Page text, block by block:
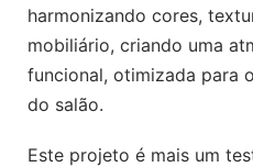
harmonizando cores,
mobiliário, criando uma
funcional, otimizada para
do salão.
Este projeto é mais um